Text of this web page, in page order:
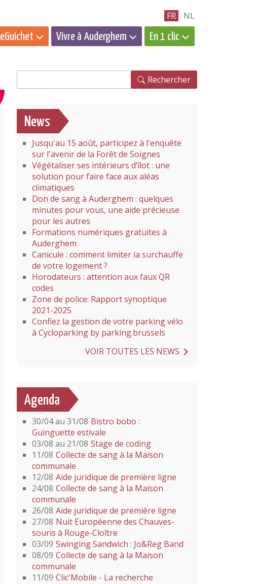
FR NL
eGuichet Vivre à Auderghem En 1 clic
Rechercher
News
Jusqu'au 15 août, participez à l'enquête
sur l'avenir de la Forêt de Soignes
Végétaliser ses intérieurs d’îlot : une
solution pour faire face aux aléas
climatiques
Don de sang à Auderghem : quelques
minutes pour vous, une aide précieuse
pour les autres
Formations numériques gratuites à
Auderghem
Canicule : comment limiter la surchauffe
de votre logement ?
Horodateurs : attention aux faux QR
codes
Zone de police: Rapport synoptique
2021-2025
Confiez la gestion de votre parking vélo
à Cycloparking by parking.brussels
VOIR TOUTES LES NEWS
Agenda
30/04 au 31/08 Bistro bobo :
Guinguette estivale
03/08 au 21/08 Stage de coding
11/08 Collecte de sang à la Maison
communale
12/08 Aide juridique de première ligne
24/08 Collecte de sang à la Maison
communale
26/08 Aide juridique de première ligne
27/08 Nuit Européenne des Chauves-
souris à Rouge-Cloître
03/09 Swinging Sandwich : Jo&Reg Band
08/09 Collecte de sang à la Maison
communale
11/09 Clic'Mobile - La recherche